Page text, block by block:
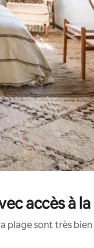
accès à
plage sont très